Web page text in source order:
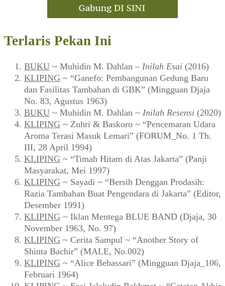
Terlaris Pekan Ini
BUKU ~ Muhidin M. Dahlan – Inilah Esai (2016)
KLIPING ~ “Ganefo: Pembangunan Gedung Baru
dan Fasilitas Tambahan di GBK” (Mingguan Djaja
No. 83, Agustus 1963)
BUKU ~ Muhidin M. Dahlan ~ Inilah Resensi (2020)
KLIPING ~ Zuhri & Baskoro ~ “Pencemaran Udara
Aroma Terasi Masuk Lemari” (FORUM_No. 1 Th.
III, 28 April 1994)
KLIPING ~ “Timah Hitam di Atas Jakarta” (Panji
Masyarakat, Mei 1997)
KLIPING ~ Sayadi ~ “Bersih Denggan Prodasih:
Razia Tambahan Buat Pengendara di Jakarta” (Editor,
Desember 1991)
KLIPING ~ Iklan Mentega BLUE BAND (Djaja, 30
November 1963, No. 97)
KLIPING ~ Cerita Sampul ~ “Another Story of
Shinta Bachir” (MALE, No.002)
KLIPING ~ “Alice Bebassari” (Mingguan Djaja_106,
Februari 1964)